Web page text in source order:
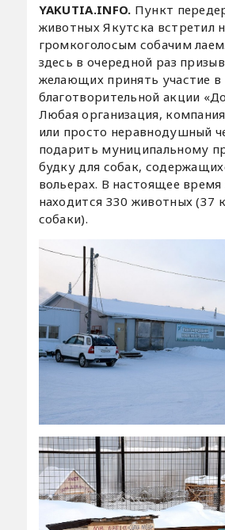
YAKUTIA.INFO. Пункт
животных Якутска встретил
громкоголосым собачим
здесь в очередной раз
желающих принять участие в
благотворительной акции
Любая организация,
или просто неравнодушный
подарить муниципальному
будку для собак,
вольерах. В настоящее время
находится 330 животных (37
собаки).